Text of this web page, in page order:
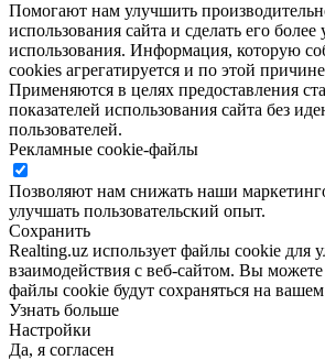
Помогают нам улучшить
использования сайта и сделать его
использования. Информация, которую
cookies агрегатируется и по этой
Применяются в целях предоставления
показателей использования сайта без
пользователей.
Рекламные cookie-файлы
Позволяют нам снижать наши
улучшать пользовательский опыт.
Сохранить
Realting.uz использует файлы cookie для
взаимодействия с веб-сайтом. Вы можете
файлы cookie будут сохраняться на вашем
Узнать больше
Настройки
Да, я согласен